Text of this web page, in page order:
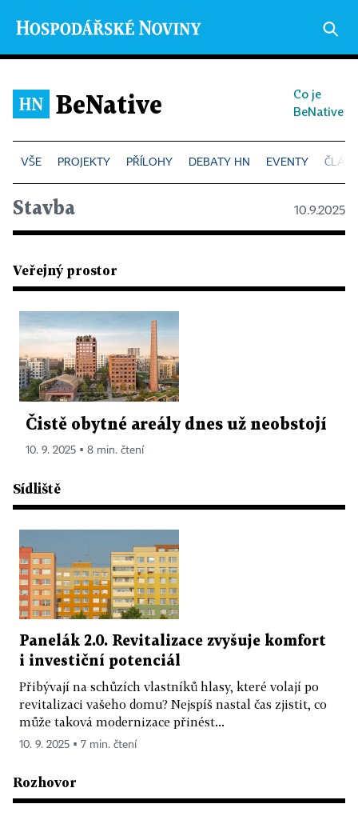
BeNative
Co je
BeNative
PROJEKTY PŘÍLOHY DEBATY HN EVENTY
Stavba 10.9.2025
Veřejný prostor
Čistě obytné areály dnes už neobstojí
10. 9. 2025 ▪ 8 min. čtení
Sídliště
Panelák 2.0. Revitalizace zvyšuje komfort
i investiční potenciál
Přibývají na schůzích vlastníků hlasy, které volají po
revitalizaci vašeho domu? Nejspíš nastal čas zjistit, co
může taková modernizace přinést...
10. 9. 2025 ▪ 7 min. čtení
Rozhovor